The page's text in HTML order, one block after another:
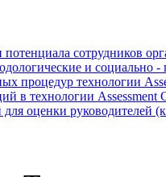
сотрудников
и
процедур технологии
в технологии Assessment
оценки руководителей